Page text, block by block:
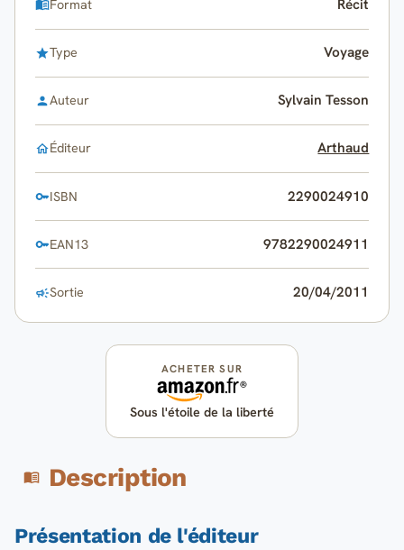
Format Récit
Type Voyage
Auteur Sylvain Tesson
Éditeur Arthaud
ISBN 2290024910
EAN13 9782290024911
Sortie 20/04/2011
ACHETER SUR
Sous l'étoile de la liberté
Description
Présentation de l'éditeur